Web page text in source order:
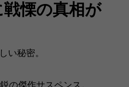
慄の真相が
い秘密。